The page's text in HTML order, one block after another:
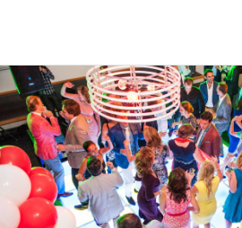
Ga
naar
de
inhoud